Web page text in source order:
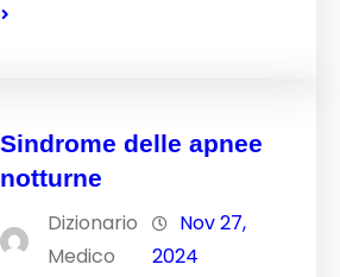
Sindrome delle apnee
notturne
Dizionario
Medico
Nov 27,
2024